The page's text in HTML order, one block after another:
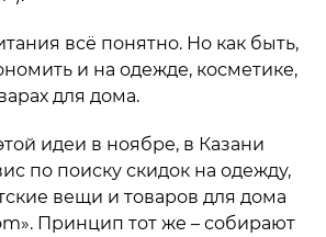
всё понятно. Но как быть,
и на одежде, косметике,
для дома.
идеи в ноябре, в Казани
по поиску скидок на одежду,
вещи и товаров для дома
Принцип тот же – собирают